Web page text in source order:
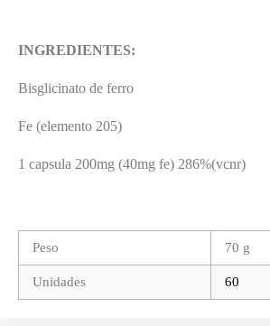
INGREDIENTES:
Bisglicinato de ferro
Fe (elemento 205)
1 capsula 200mg (40mg fe) 286%(vcnr)
Peso 70 g
Unidades 60